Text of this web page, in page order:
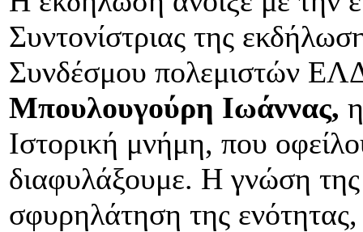
Συντονίστριας της
Συνδέσμου πολεμιστών
Μπουλουγούρη Ιωάννας,
Ιστορική μνήμη, που
διαφυλάξουμε. Η γνώση
σφυρηλάτηση της ενότητας,